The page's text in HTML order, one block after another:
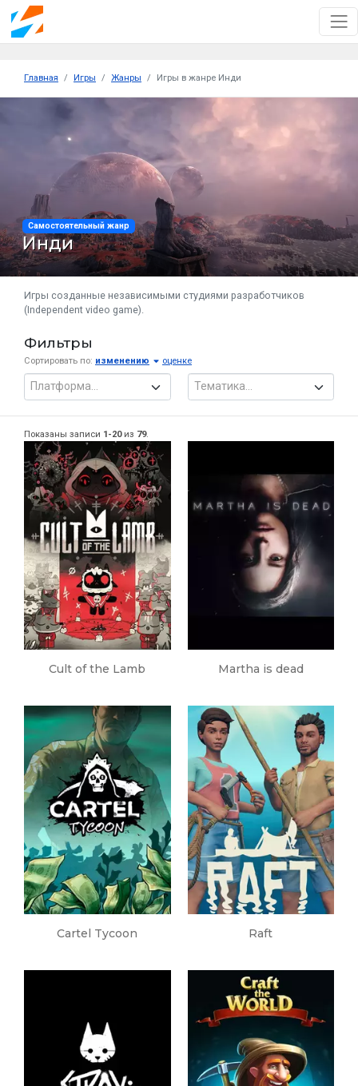
Главная Игры Жанры Игры в жанре Инди
Самостоятельный жанр
Инди
Игры созданные независимыми студиями разработчиков
(Independent video game).
Фильтры
Сортировать по: изменению оценке
Платформа... Тематика...
Показаны записи 1-20из 79.
Cult of the Lamb Martha is dead
Cartel Tycoon Raft